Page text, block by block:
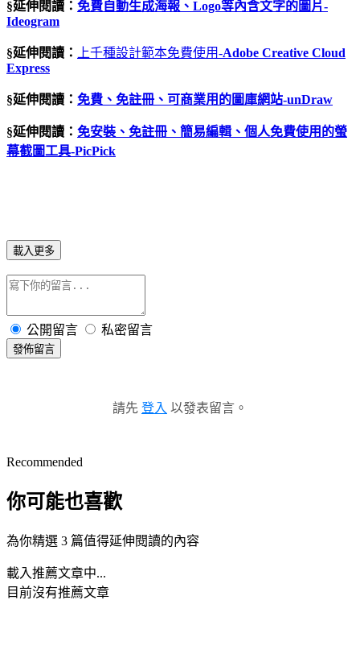
§延伸閱讀： 免費自動生成海報、Logo等內含文字的圖片-
Ideogram
§延伸閱讀： 上千種設計範本免費使用-Adobe Creative Cloud
Express
§延伸閱讀： 免費、免註冊、可商業用的圖庫網站-unDraw
§延伸閱讀： 免安裝、免註冊、簡易編輯、個人免費使用的螢
幕截圖工具-PicPick
載入更多
公開留言 私密留言
發佈留言
請先 登入 以發表留言。
Recommended
你可能也喜歡
為你精選 3 篇值得延伸閱讀的內容
載入推薦文章中...
目前沒有推薦文章